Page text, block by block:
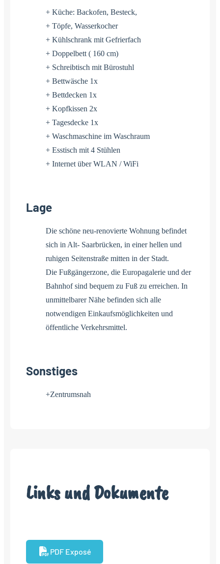
+ Küche: Backofen, Besteck,
+ Töpfe, Wasserkocher
+ Kühlschrank mit Gefrierfach
+ Doppelbett ( 160 cm)
+ Schreibtisch mit Bürostuhl
+ Bettwäsche 1x
+ Bettdecken 1x
+ Kopfkissen 2x
+ Tagesdecke 1x
+ Waschmaschine im Waschraum
+ Esstisch mit 4 Stühlen
+ Internet über WLAN / WiFi
Lage
Die schöne neu-renovierte Wohnung befindet
sich in Alt- Saarbrücken, in einer hellen und
ruhigen Seitenstraße mitten in der Stadt.
Die Fußgängerzone, die Europagalerie und der
Bahnhof sind bequem zu Fuß zu erreichen. In
unmittelbarer Nähe befinden sich alle
notwendigen Einkaufsmöglichkeiten und
öffentliche Verkehrsmittel.
Sonstiges
+Zentrumsnah
Links und Dokumente
PDF Exposé